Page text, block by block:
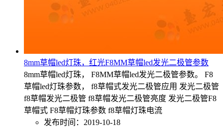
8mm草帽led灯珠，红光F8MM草帽led发光二极管参数
8mm草帽led灯珠， F8MM草帽led发光二极管参数。 F8
草帽led灯珠参数， f8草帽式发光二极管应用 发光二极管
f8草帽发光二极管 f8草帽发光二极管亮度 发光二极管F8
草帽式 F8草帽灯珠参数 f8草帽灯珠电流
发布时间：2019-10-18